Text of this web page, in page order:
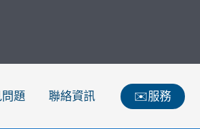
題 聯絡資訊 ✉️服務